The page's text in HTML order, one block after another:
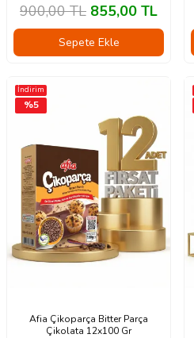
900,00TL 855,00 TL
Sepete Ekle
İndirim
%5
Afia Çikoparça Bitter Parça
Çikolata 12x100 Gr